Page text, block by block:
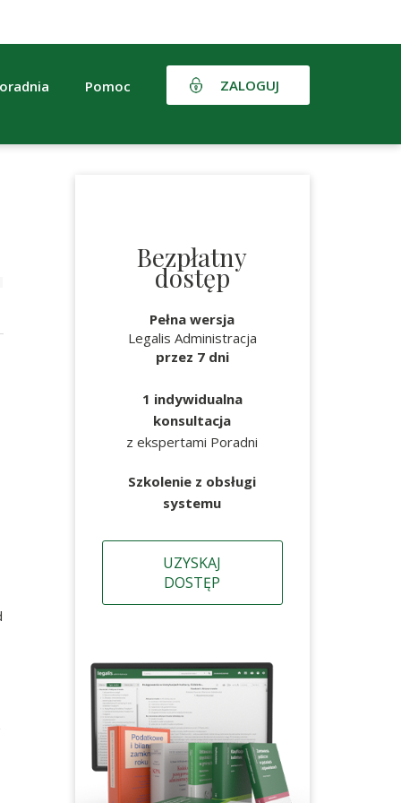
Pomoc ZALOGUJ
Bezpłatny
dostęp
Pełna wersja
Legalis Administracja
przez 7 dni
1 indywidualna
konsultacja
z ekspertami Poradni
Szkolenie z obsługi
systemu
UZYSKAJ
DOSTĘP